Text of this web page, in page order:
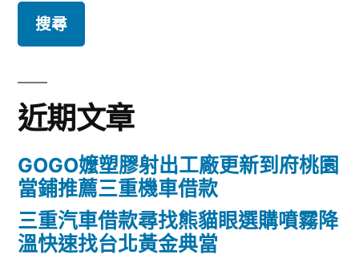
鍵
字:
近期文章
GOGO嬤塑膠射出工廠更新到府桃園
當鋪推薦三重機車借款
三重汽車借款尋找熊貓眼選購噴霧降
溫快速找台北黃金典當